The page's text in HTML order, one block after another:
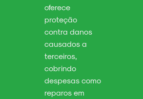
oferece
proteção
contra danos
causados a
terceiros,
cobrindo
despesas como
reparos em